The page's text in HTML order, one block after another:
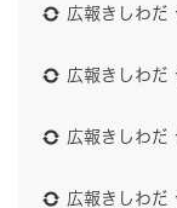
広報きしわ
広報きしわ
広報きしわ
広報きしわ